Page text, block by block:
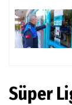
Süper